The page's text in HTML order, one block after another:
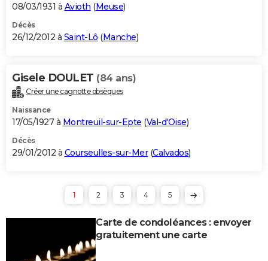
08/03/1931 à Avioth (Meuse)
Décès
26/12/2012 à Saint-Lô (Manche)
Gisele DOULET (84 ans)
Créer une cagnotte obsèques
Naissance
17/05/1927 à Montreuil-sur-Epte (Val-d'Oise)
Décès
29/01/2012 à Courseulles-sur-Mer(Calvados)
1 2 3 4 5
Carte de condoléances : envoyer
gratuitement une carte